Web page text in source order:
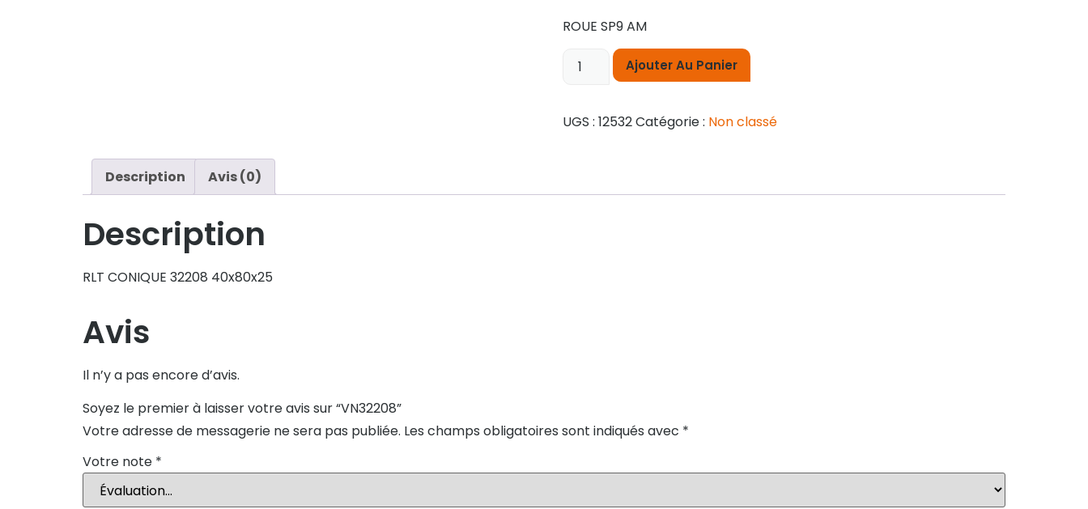
ROUE SP9 AM
Ajouter Au Panier
UGS : 12532Catégorie : Non classé
Description Avis (0)
Description
RLT CONIQUE 32208 40x80x25
Avis
Il n’y a pas encore d’avis.
Soyez le premier à laisser votre avis sur “VN32208”
Votre adresse de messagerie ne sera pas publiée. Les champs obligatoires sont indiqués avec *
Votre note *